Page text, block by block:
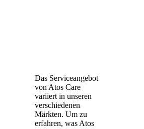
Das Serviceangebot
von Atos Care
variiert in unseren
verschiedenen
Märkten. Um zu
erfahren, was Atos